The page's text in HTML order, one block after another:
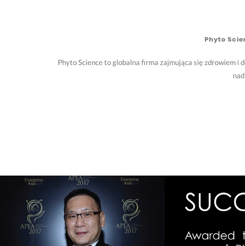
Phyto
Phyto Science to globalna firma zajmująca się zdrowiem